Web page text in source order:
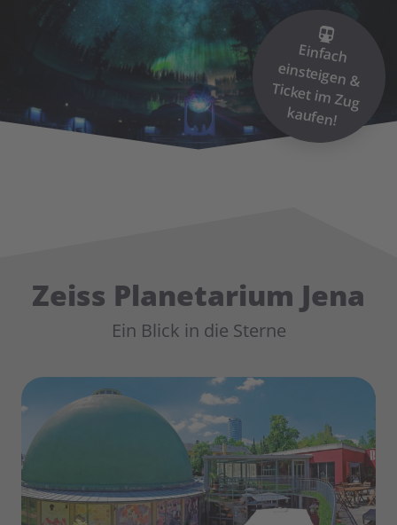
Einfach
einsteigen &
Ticket im
Zug
kaufen!
Zeiss Planetarium Jena
Ein Blick in die Sterne